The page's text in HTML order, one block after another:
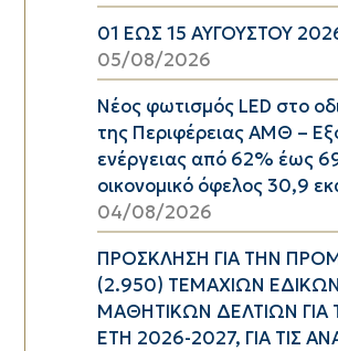
01 ΕΩΣ 15 ΑΥΓΟΥΣΤΟΥ
05/08/2026
Νέος φωτισμός LED στο
της Περιφέρειας ΑΜΘ –
ενέργειας από 62% έως
οικονομικό όφελος 30,9
04/08/2026
ΠΡΟΣΚΛΗΣΗ ΓΙΑ ΤΗΝ
(2.950) ΤΕΜΑΧΙΩΝ ΕΔΙΚΩΝ
ΜΑΘΗΤΙΚΩΝ ΔΕΛΤΙΩΝ ΓΙΑ
ΕΤΗ 2026-2027, ΓΙΑ ΤΙΣ